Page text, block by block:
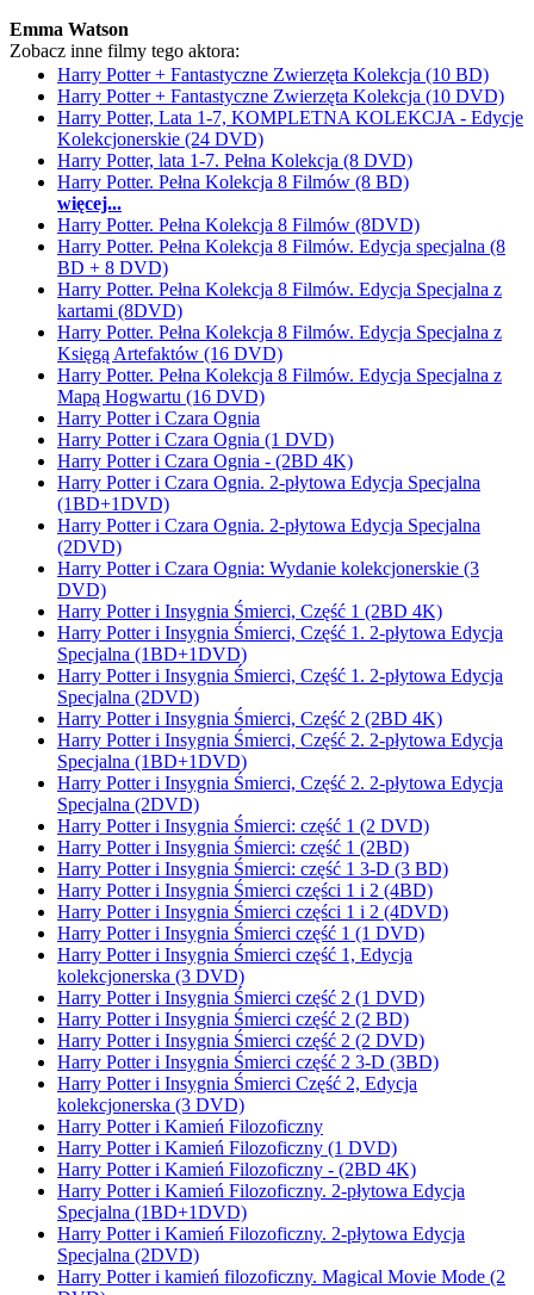
Emma Watson
Zobacz inne filmy tego aktora:
Harry Potter + Fantastyczne Zwierzęta Kolekcja (10 BD)
Harry Potter + Fantastyczne Zwierzęta Kolekcja (10 DVD)
Harry Potter, Lata 1-7, KOMPLETNA KOLEKCJA - Edycje
Kolekcjonerskie (24 DVD)
Harry Potter, lata 1-7. Pełna Kolekcja (8 DVD)
Harry Potter. Pełna Kolekcja 8 Filmów (8 BD)
więcej...
Harry Potter. Pełna Kolekcja 8 Filmów (8DVD)
Harry Potter. Pełna Kolekcja 8 Filmów. Edycja specjalna (8
BD + 8 DVD)
Harry Potter. Pełna Kolekcja 8 Filmów. Edycja Specjalna z
kartami (8DVD)
Harry Potter. Pełna Kolekcja 8 Filmów. Edycja Specjalna z
Księgą Artefaktów (16 DVD)
Harry Potter. Pełna Kolekcja 8 Filmów. Edycja Specjalna z
Mapą Hogwartu (16 DVD)
Harry Potter i Czara Ognia
Harry Potter i Czara Ognia (1 DVD)
Harry Potter i Czara Ognia - (2BD 4K)
Harry Potter i Czara Ognia. 2-płytowa Edycja Specjalna
(1BD+1DVD)
Harry Potter i Czara Ognia. 2-płytowa Edycja Specjalna
(2DVD)
Harry Potter i Czara Ognia: Wydanie kolekcjonerskie (3
DVD)
Harry Potter i Insygnia Śmierci, Część 1 (2BD 4K)
Harry Potter i Insygnia Śmierci, Część 1. 2-płytowa Edycja
Specjalna (1BD+1DVD)
Harry Potter i Insygnia Śmierci, Część 1. 2-płytowa Edycja
Specjalna (2DVD)
Harry Potter i Insygnia Śmierci, Część 2 (2BD 4K)
Harry Potter i Insygnia Śmierci, Część 2. 2-płytowa Edycja
Specjalna (1BD+1DVD)
Harry Potter i Insygnia Śmierci, Część 2. 2-płytowa Edycja
Specjalna (2DVD)
Harry Potter i Insygnia Śmierci: część 1 (2 DVD)
Harry Potter i Insygnia Śmierci: część 1 (2BD)
Harry Potter i Insygnia Śmierci: część 1 3-D (3 BD)
Harry Potter i Insygnia Śmierci części 1 i 2 (4BD)
Harry Potter i Insygnia Śmierci części 1 i 2 (4DVD)
Harry Potter i Insygnia Śmierci część 1 (1 DVD)
Harry Potter i Insygnia Śmierci część 1, Edycja
kolekcjonerska (3 DVD)
Harry Potter i Insygnia Śmierci część 2 (1 DVD)
Harry Potter i Insygnia Śmierci część 2 (2 BD)
Harry Potter i Insygnia Śmierci część 2 (2 DVD)
Harry Potter i Insygnia Śmierci część 2 3-D (3BD)
Harry Potter i Insygnia Śmierci Część 2, Edycja
kolekcjonerska (3 DVD)
Harry Potter i Kamień Filozoficzny
Harry Potter i Kamień Filozoficzny (1 DVD)
Harry Potter i Kamień Filozoficzny - (2BD 4K)
Harry Potter i Kamień Filozoficzny. 2-płytowa Edycja
Specjalna (1BD+1DVD)
Harry Potter i Kamień Filozoficzny. 2-płytowa Edycja
Specjalna (2DVD)
Harry Potter i kamień filozoficzny. Magical Movie Mode (2